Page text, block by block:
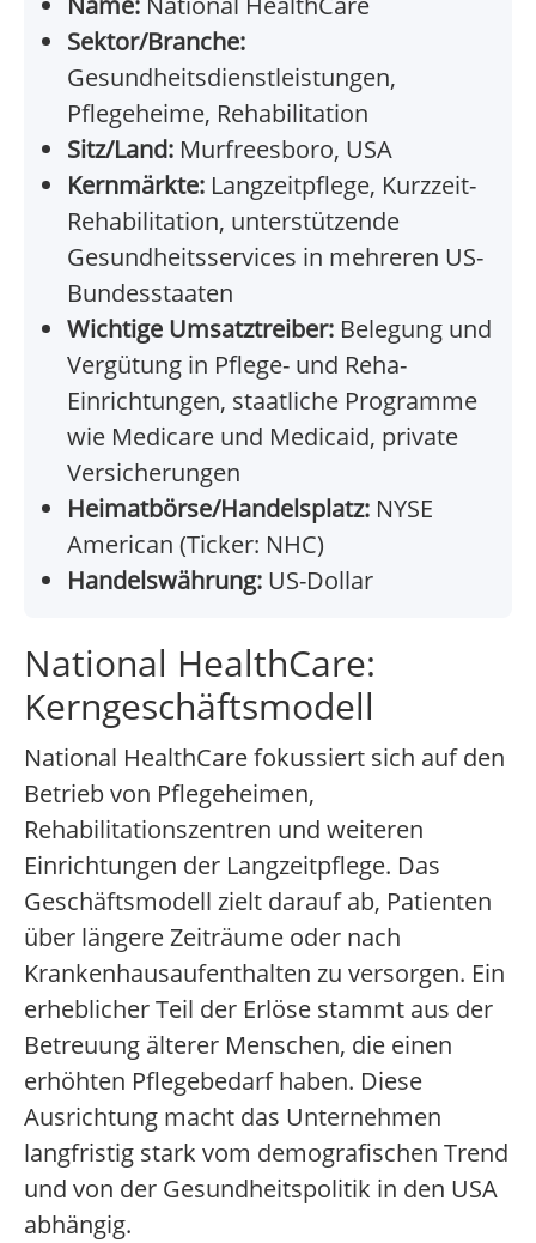
Sektor/Branche:
Gesundheitsdienstleistungen,
Pflegeheime, Rehabilitation
Sitz/Land: Murfreesboro, USA
Kernmärkte: Langzeitpflege, Kurzzeit-
Rehabilitation, unterstützende
Gesundheitsservices in mehreren US-
Bundesstaaten
Wichtige Umsatztreiber: Belegung und
Vergütung in Pflege- und Reha-
Einrichtungen, staatliche Programme
wie Medicare und Medicaid, private
Versicherungen
Heimatbörse/Handelsplatz: NYSE
American (Ticker: NHC)
Handelswährung: US-Dollar
National HealthCare:
Kerngeschäftsmodell
National HealthCare fokussiert sich auf den
Betrieb von Pflegeheimen,
Rehabilitationszentren und weiteren
Einrichtungen der Langzeitpflege. Das
Geschäftsmodell zielt darauf ab, Patienten
über längere Zeiträume oder nach
Krankenhausaufenthalten zu versorgen. Ein
erheblicher Teil der Erlöse stammt aus der
Betreuung älterer Menschen, die einen
erhöhten Pflegebedarf haben. Diese
Ausrichtung macht das Unternehmen
langfristig stark vom demografischen Trend
und von der Gesundheitspolitik in den USA
abhängig.